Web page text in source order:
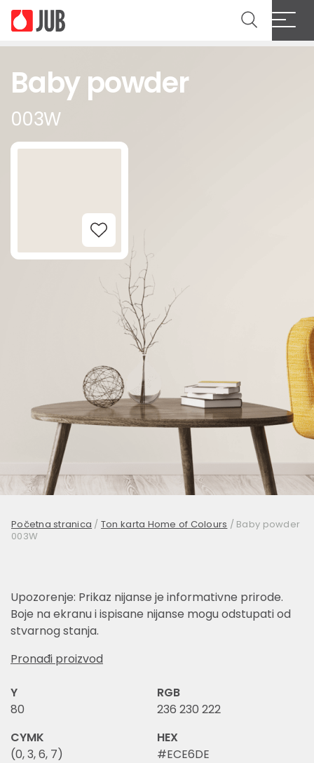
Baby powder
003W
Add to Wishlist
Početna stranica / Ton karta Home of Colours / Baby powder
003W
Upozorenje: Prikaz nijanse je informativne prirode.
Boje na ekranu i ispisane nijanse mogu odstupati od
stvarnog stanja.
Pronađi proizvod
Y
80
RGB
236 230 222
CYMK
(0, 3, 6, 7)
HEX
#ECE6DE